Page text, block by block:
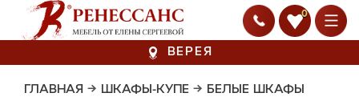
0
ВЕРЕЯ
ГЛАВНАЯ → ШКАФЫ-КУПЕ → БЕЛЫЕ ШКАФЫ